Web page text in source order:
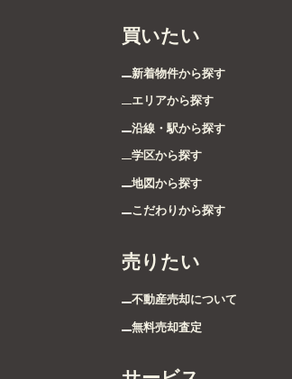
買いたい
新着物件から探す
エリアから探す
沿線・駅から探す
学区から探す
地図から探す
こだわりから探す
売りたい
不動産売却について
無料売却査定